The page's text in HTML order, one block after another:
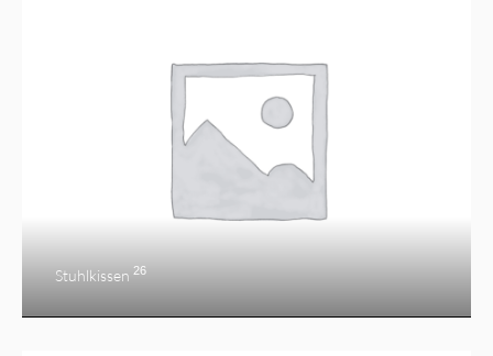
Stuhlkissen 26